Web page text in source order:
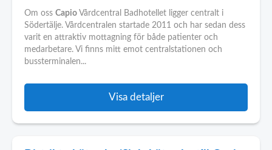
Om oss Capio Vårdcentral Badhotellet ligger centralt i
Södertälje. Vårdcentralen startade 2011 och har sedan dess
varit en attraktiv mottagning för både patienter och
medarbetare. Vi finns mitt emot centralstationen och
bussterminalen...
Visa detaljer